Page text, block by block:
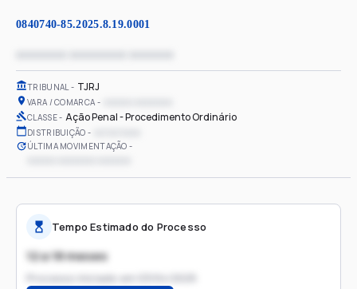
0840740-85.2025.8.19.0001
TRIBUNAL TJRJ
VARA / COMARCA
CLASSE Ação Penal - Procedimento Ordinário
DISTRIBUIÇÃO
ÚLTIMA MOVIMENTAÇÃO
Tempo Estimado do Processo
12 a 18 meses
Processo iniciado em